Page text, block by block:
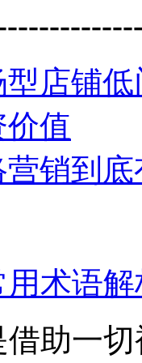
型店铺
值
营销到
用术语
借助一